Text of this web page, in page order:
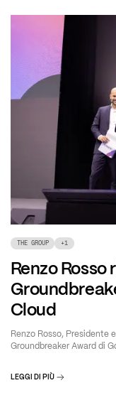
THE GROUP +1
Renzo Rosso
Cloud
Renzo Rosso, Presidente
Groundbreaker Award di
LEGGI DI PIÙ